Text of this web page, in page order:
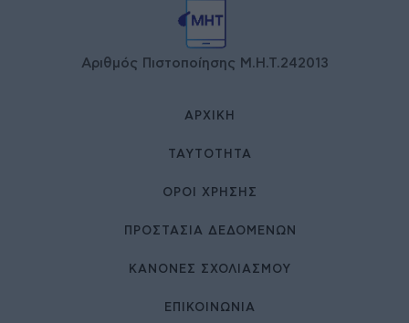
Αριθμός Πιστοποίησης Μ.Η.Τ.242013
ΑΡΧΙΚΉ
ΤΑΥΤΌΤΗΤΑ
ΌΡΟΙ ΧΡΉΣΗΣ
ΠΡΟΣΤΑΣΙΑ ΔΕΔΟΜΕΝΩΝ
ΚΑΝΟΝΕΣ ΣΧΟΛΙΑΣΜΟΥ
ΕΠΙΚΟΙΝΩΝΊΑ